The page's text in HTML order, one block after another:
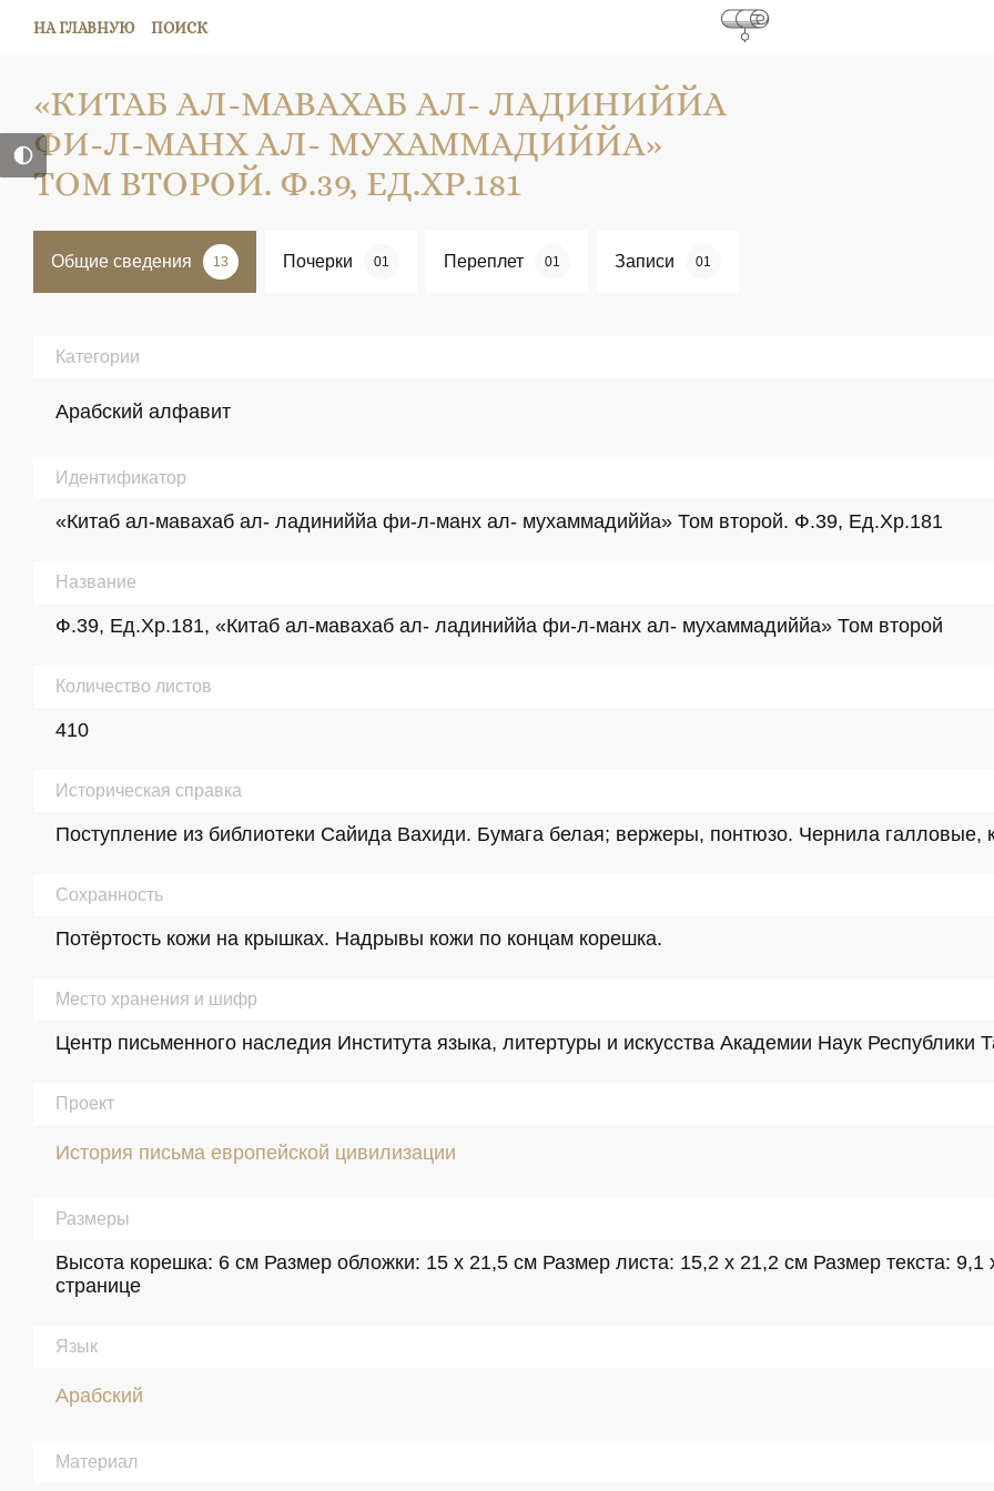
НА ГЛАВНУЮ ПОИСК
«КИТАБ АЛ-МАВАХАБ АЛ- ЛАДИНИЙЙА
ФИ-Л-МАНХ АЛ- МУХАММАДИЙЙА»
ТОМ ВТОРОЙ. Ф.39, ЕД.ХР.181
Общие сведения 13 Почерки 01 Переплет 01 Записи 01
Категории
Арабский алфавит
Идентификатор
«Китаб ал-мавахаб ал- ладиниййа фи-л-манх ал- мухаммадиййа» Том второй. Ф.39, Ед.Хр.181
Название
Ф.39, Ед.Хр.181, «Китаб ал-мавахаб ал- ладиниййа фи-л-манх ал- мухаммадиййа» Том второй
Количество листов
410
Историческая справка
Поступление из библиотеки Сайида Вахиди. Бумага белая; вержеры, понтюзо. Чернила галловые,
Сохранность
Потёртость кожи на крышках. Надрывы кожи по концам корешка.
Место хранения и шифр
Центр письменного наследия Института языка, литертуры и искусства Академии Наук Республики
Проект
История письма европейской цивилизации
Размеры
Высота корешка: 6 см Размер обложки: 15 х 21,5 см Размер листа: 15,2 х 21,2 см Размер текста:
странице
Язык
Арабский
Материал